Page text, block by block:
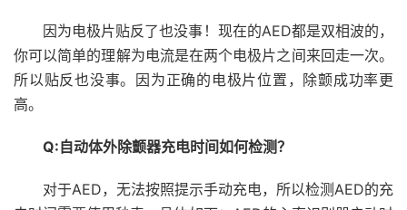
因为电极片贴反了也没事！现在的AED都是双相波的，
你可以简单的理解为电流是在两个电极片之间来回走一次。
所以贴反也没事。因为正确的电极片位置，除颤成功率更
高。
Q:自动体外除颤器充电时间如何检测？
对于AED，无法按照提示手动充电，所以检测AED的充